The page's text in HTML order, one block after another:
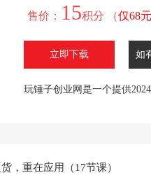
售价： 15积分 （仅68
立即下载 如
玩锤子创业网是一个提供
，重在应用（17节课）